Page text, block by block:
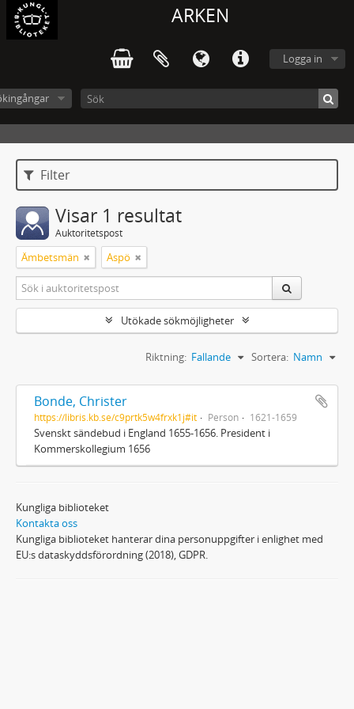
ARKEN
Logga in
Filter
Visar 1 resultat
Auktoritetspost
Ämbetsmän Aspö
Utökade sökmöjligheter
Sortera: Namn
Riktning: Fallande
Bonde, Christer
https://libris.kb.se/c9prtk5w4frxk1j#it Person 1621-1659
Svenskt sändebud i England 1655-1656. President i
Kommerskollegium 1656
Kungliga biblioteket
Kontakta oss
Kungliga biblioteket hanterar dina personuppgifter i enlighet med
EU:s dataskyddsförordning (2018), GDPR.